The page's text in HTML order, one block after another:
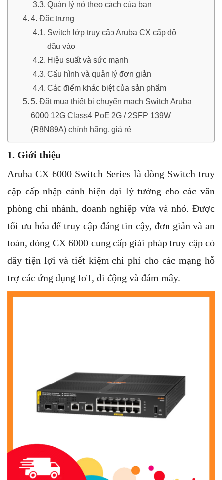
Quản lý nó theo cách của bạn
4. Đặc trưng
Switch lớp truy cập Aruba CX cấp độ
đầu vào
Hiệu suất và sức mạnh
Cấu hình và quản lý đơn giản
Các điểm khác biệt của sản phẩm:
5. Đặt mua thiết bị chuyển mạch Switch Aruba
6000 12G Class4 PoE 2G / 2SFP 139W
(R8N89A) chính hãng, giá rẻ
1. Giới thiệu
Aruba CX 6000 Switch Series là dòng Switch truy
cập cấp nhập cảnh hiện đại lý tưởng cho các văn
phòng chi nhánh, doanh nghiệp vừa và nhỏ. Được
tối ưu hóa để truy cập đáng tin cậy, đơn giản và an
toàn, dòng CX 6000 cung cấp giải pháp truy cập có
dây tiện lợi và tiết kiệm chi phí cho các mạng hỗ
trợ các ứng dụng IoT, di động và đám mây.